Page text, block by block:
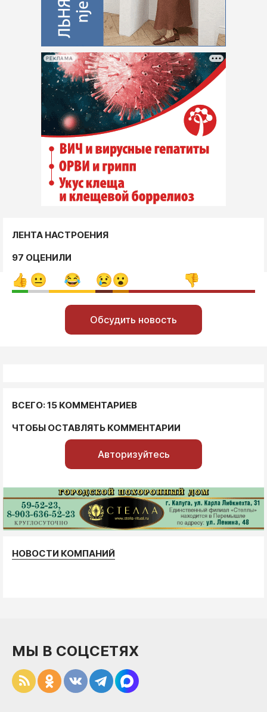
РЕКЛАМА
ЛЕНТА НАСТРОЕНИЯ
97 ОЦЕНИЛИ
Обсудить новость
ВСЕГО: 15 КОММЕНТАРИЕВ
ЧТОБЫ ОСТАВЛЯТЬ КОММЕНТАРИИ
Авторизуйтесь
НОВОСТИ КОМПАНИЙ
МЫ В СОЦСЕТЯХ